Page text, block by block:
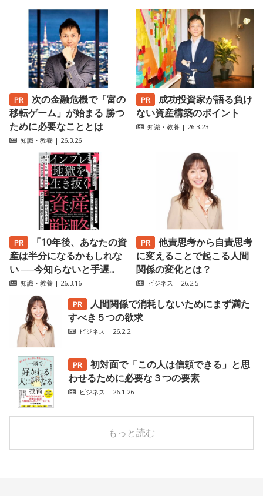
次の金融危機で「富の
移転ゲーム」が始まる 勝つ
ために必要なこととは
知識・教養 | 26.3.26
成功投資家が語る負け
ない資産構築のポイント
知識・教養 | 26.3.23
「10年後、あなたの資
産は半分になるかもしれな
い ──今知らないと手遅...
知識・教養 | 26.3.16
他責思考から自責思考
に変えることで起こる人間
関係の変化とは？
ビジネス | 26.2.5
人間関係で消耗しないためにまず満た
すべき５つの欲求
ビジネス | 26.2.2
初対面で「この人は信頼できる」と思
わせるために必要な３つの要素
ビジネス | 26.1.26
もっと読む